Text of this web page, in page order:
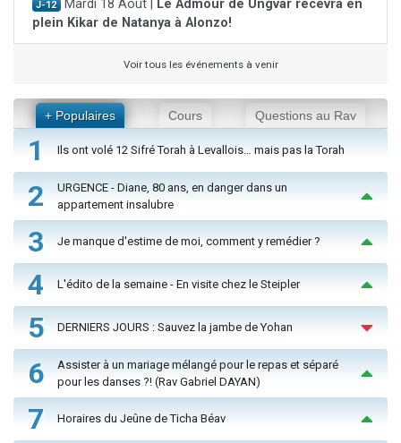
J-12 Mardi 18 Août |
Le Admour de Ungvar recevra en
plein Kikar de Natanya à Alonzo!
Voir tous les événements à venir
+ Populaires Cours Questions au Rav
1 Ils ont volé 12 Sifré Torah à Levallois… mais pas la Torah
2
URGENCE - Diane, 80 ans, en danger dans un
appartement insalubre
3 Je manque d'estime de moi, comment y remédier ?
4 L'édito de la semaine - En visite chez le Steipler
5 DERNIERS JOURS : Sauvez la jambe de Yohan
6
Assister à un mariage mélangé pour le repas et séparé
pour les danses ?! (Rav Gabriel DAYAN)
7 Horaires du Jeûne de Ticha Béav